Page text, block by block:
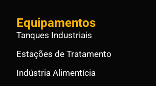
Equipamentos
Tanques Industriais
Estações de Tratamento
Indústria Alimentícia